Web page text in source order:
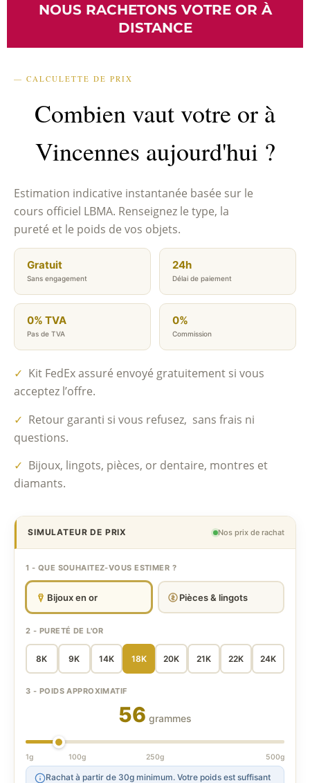
NOUS RACHETONS VOTRE OR À
DISTANCE
— CALCULETTE DE PRIX
Combien vaut votre or à
Vincennes aujourd'hui ?
Estimation indicative instantanée basée sur le
cours officiel LBMA. Renseignez le type, la
pureté et le poids de vos objets.
Gratuit
Sans engagement
24h
Délai de paiement
0% TVA
Pas de TVA
0%
Commission
✓ Kit FedEx assuré envoyé gratuitement si vous
acceptez l’offre.
✓ Retour garanti si vous refusez, sans frais ni
questions.
✓ Bijoux, lingots, pièces, or dentaire, montres et
diamants.
SIMULATEUR DE PRIX Nos prix de rachat
1 - QUE SOUHAITEZ-VOUS ESTIMER ?
Bijoux en or Pièces & lingots
2 - PURETÉ DE L'OR
8K 9K 14K 18K 20K 21K 22K 24K
3 - POIDS APPROXIMATIF
56 grammes
1g 100g 250g 500g
Rachat à partir de 30g minimum. Votre poids est suffisant